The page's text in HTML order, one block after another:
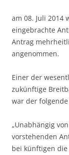
am 08. Juli 2014
eingebrachte
Antrag
angenommen.
Einer der
zukünftige
war der folgende
„Unabhängig
vorstehenden
bei künftigen